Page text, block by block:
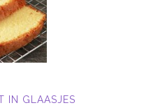
IN GLAASJES